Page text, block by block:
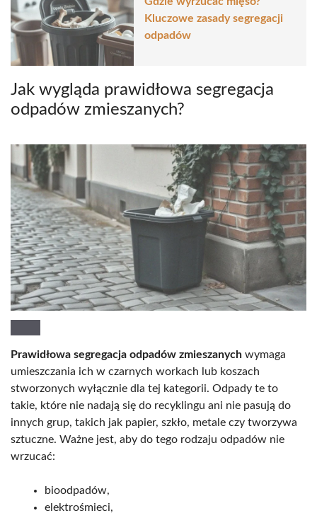
Kluczowe zasady segregacji
odpadów
Jak wygląda prawidłowa segregacja
odpadów zmieszanych?
Prawidłowa segregacja odpadów zmieszanych wymaga
umieszczania ich w czarnych workach lub koszach
stworzonych wyłącznie dla tej kategorii. Odpady te to
takie, które nie nadają się do recyklingu ani nie pasują do
innych grup, takich jak papier, szkło, metale czy tworzywa
sztuczne. Ważne jest, aby do tego rodzaju odpadów nie
wrzucać:
bioodpadów,
elektrośmieci,